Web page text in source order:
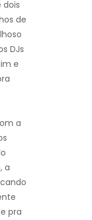
dois
de
DJs
e
a
a
pra